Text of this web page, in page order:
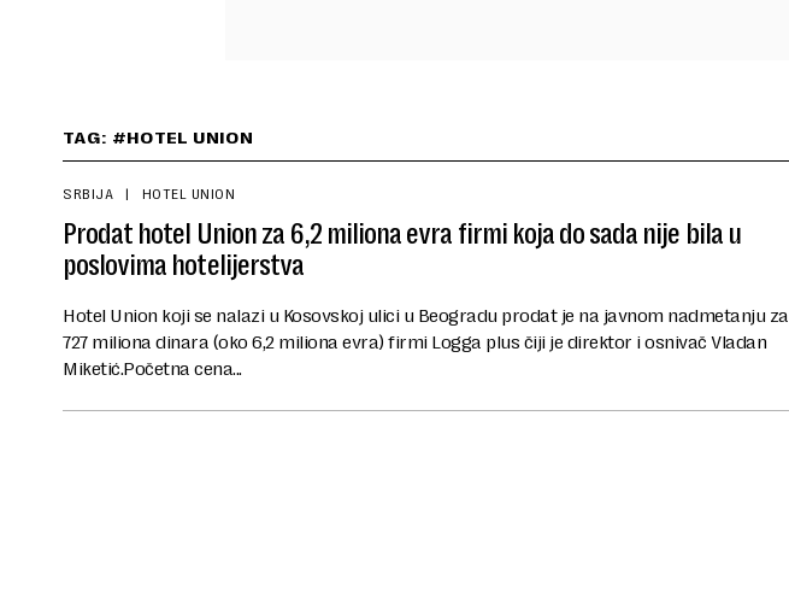
TAG: #HOTEL UNION
SRBIJA HOTEL UNION
Prodat hotel Union za 6,2 miliona evra firmi koja do sada nije bila u
poslovima hotelijerstva
Hotel Union koji se nalazi u Kosovskoj ulici u Beogradu prodat je na javnom nadmetanju za
727 miliona dinara (oko 6,2 miliona evra) firmi Logga plus čiji je direktor i osnivač Vladan
Miketić.Početna cena...